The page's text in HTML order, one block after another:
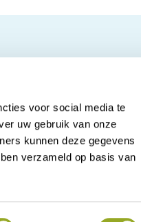
voor social media te
uw gebruik van onze
kunnen deze gegevens
verzameld op basis van